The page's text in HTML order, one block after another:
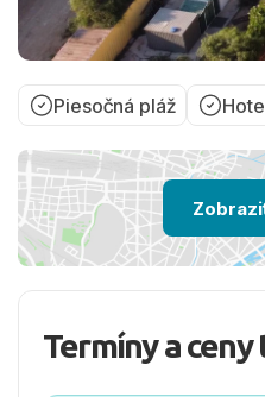
Piesočná pláž
Termíny a